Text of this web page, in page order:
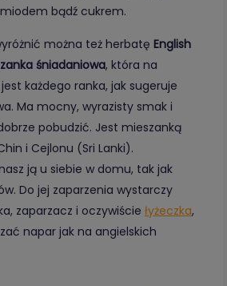
bądź cukrem.
można też herbatę English
śniadaniowa, która na
każdego ranka, jak sugeruje
Ma mocny, wyrazisty smak i
pobudzić. Jest mieszanką
i Cejlonu (Sri Lanki).
ją u siebie w domu, tak jak
Do jej zaparzenia wystarczy
zaparzacz i oczywiście łyżeczka,
napar jak na angielskich